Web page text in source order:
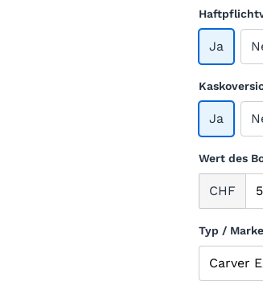
Ja
Ja
Wert des
CHF
Typ /